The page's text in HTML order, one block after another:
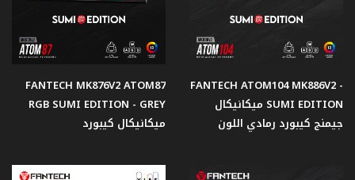
FANTECH ATOM104 MK886V2 -
SUMI EDITION ميكانيكال
جيمنج كيبورد رمادي اللون
FANTECH MK876V2 ATOM87
RGB SUMI EDITION - GREY
ميكانيكال كيبورد